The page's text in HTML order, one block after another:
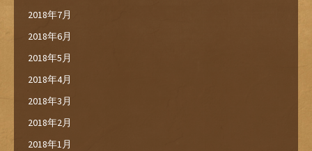
2018年7月
2018年6月
2018年5月
2018年4月
2018年3月
2018年2月
2018年1月